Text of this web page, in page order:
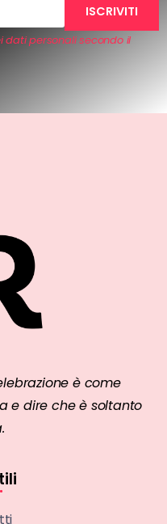
personali secondo il
è come
e dire che è soltanto